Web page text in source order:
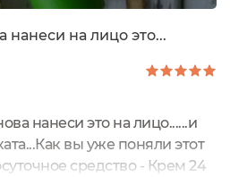
нанеси на лицо это...
нанеси это на лицо......и
вы уже поняли этот
средство - Крем 24